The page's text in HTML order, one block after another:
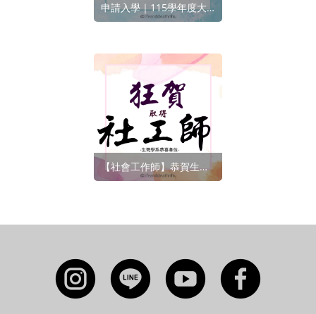
申請入學｜115學年度大學申請入學第二階段指定項目甄試口試時間查詢及注意事項
【社會工作師】恭賀生死學系同學通過115年專門職業及技術人員高等考試社會工作師(114-2學年度)